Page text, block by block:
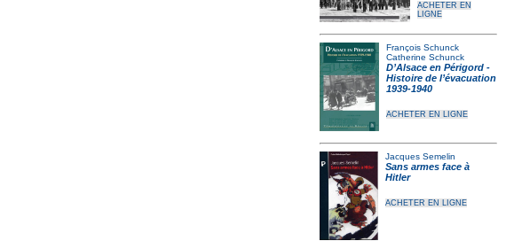
ACHETER EN
LIGNE
François Schunck
Catherine Schunck
D’Alsace en Périgord -
Histoire de l’évacuation
1939-1940
ACHETER EN LIGNE
Jacques Semelin
Sans armes face à
Hitler
ACHETER EN LIGNE